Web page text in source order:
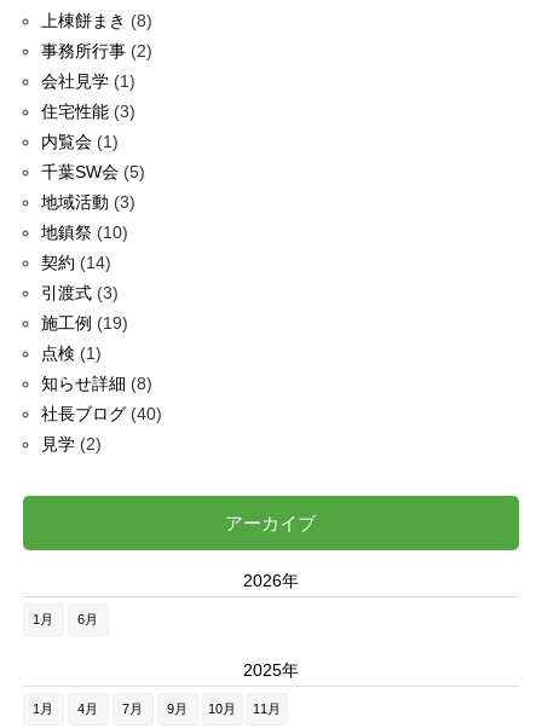
上棟餅まき (8)
事務所行事(2)
会社見学(1)
住宅性能(3)
内覧会(1)
千葉SW会(5)
地域活動 (3)
地鎮祭(10)
契約 (14)
引渡式(3)
施工例 (19)
点検 (1)
知らせ詳細 (8)
社長ブログ(40)
見学(2)
アーカイブ
2026年
1月 6月
2025年
1月 4月 7月 9月 10月 11月